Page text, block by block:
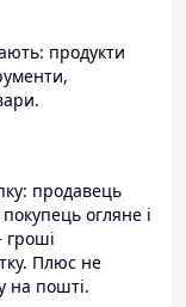
продукти
продавець
огляне і
Плюс не
на пошті.